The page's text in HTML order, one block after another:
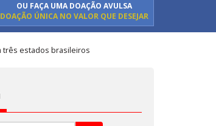
OU FAÇA UMA DOAÇÃO AVULSA
DOAÇÃO ÚNICA NO VALOR QUE DESEJAR
três estados brasileiros